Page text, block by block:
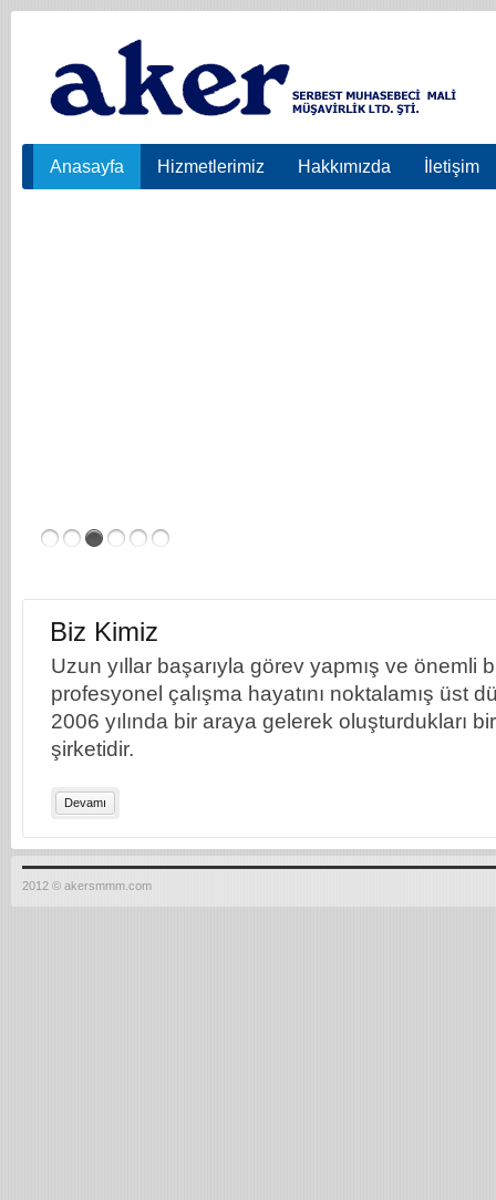
Anasayfa Hizmetlerimiz Hakkımızda İletişim
Biz Kimiz
Uzun yıllar başarıyla görev yapmış ve önemli
profesyonel çalışma hayatını noktalamış üst
2006 yılında bir araya gelerek oluşturdukları
şirketidir.
Devamı
2012 © akersmmm.com